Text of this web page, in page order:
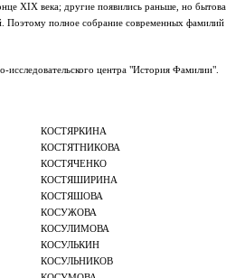
XIX века; другие появились раньше, но
полное собрание современных фамилий
центра "История Фамилии".
КОСТЯРКИНА
КОСТЯТНИКОВА
КОСТЯЧЕНКО
КОСТЯШИРИНА
КОСТЯШОВА
КОСУЖОВА
КОСУЛИМОВА
КОСУЛЬКИН
КОСУЛЬНИКОВ